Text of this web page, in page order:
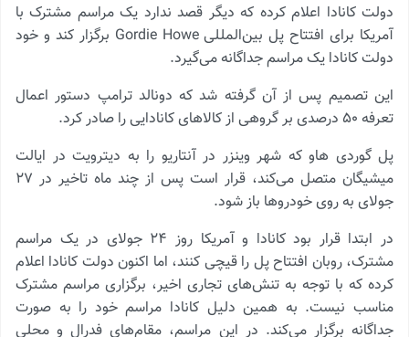
دولت کانادا اعلام کرده که دیگر قصد ندارد یک مراسم مشترک با
آمریکا برای افتتاح پل بین‌المللی Gordie Howe برگزار کند و خود
دولت کانادا یک مراسم جداگانه می‌گیرد.
این تصمیم پس از آن گرفته شد که دونالد ترامپ دستور اعمال
تعرفه ۵۰ درصدی بر گروهی از کالاهای کانادایی را صادر کرد.
پل گوردی هاو که شهر وینزر در آنتاریو را به دیترویت در ایالت
میشیگان متصل می‌کند، قرار است پس از چند ماه تاخیر در ۲۷
جولای به روی خودروها باز شود.
در ابتدا قرار بود کانادا و آمریکا روز ۲۴ جولای در یک مراسم
مشترک، روبان افتتاح پل را قیچی کنند، اما اکنون دولت کانادا اعلام
کرده که با توجه به تنش‌های تجاری اخیر، برگزاری مراسم مشترک
مناسب نیست. به همین دلیل کانادا مراسم خود را به صورت
جداگانه برگزار می‌کند. در این مراسم، مقام‌های فدرال و محلی